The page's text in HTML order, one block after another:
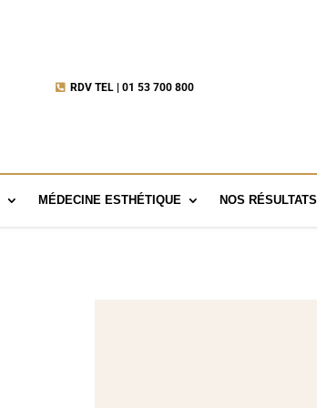
RDV TEL | 01 53 700 800
MÉDECINE ESTHÉTIQUE NOS RÉSULTATS